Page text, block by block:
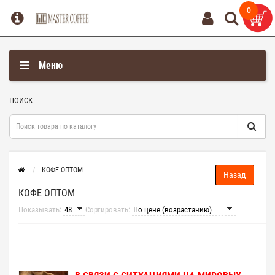
0
Меню
ПОИСК
КОФЕ ОПТОМ
КОФЕ ОПТОМ
Показывать: Сортировать:
0